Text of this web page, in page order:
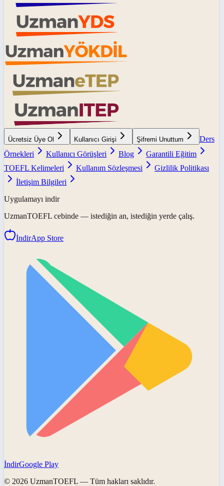
Ücretsiz Üye Ol Kullanıcı Girişi Şifremi Unuttum
Ders
Örnekleri
Kullanıcı Görüşleri Blog
Garantili Eğitim
TOEFL Kelimeleri
Kullanım Sözleşmesi
Gizlilik Politikası
İletişim Bilgileri
Uygulamayı indir
UzmanTOEFL cebinde — istediğin an, istediğin yerde çalış.
İndirApp Store
İndirGoogle Play
© 2026 UzmanTOEFL — Tüm hakları saklıdır.